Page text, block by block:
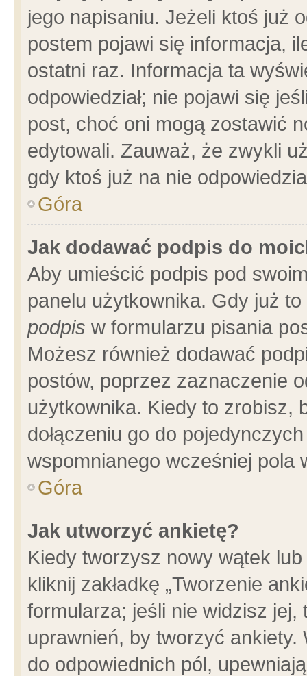
jego napisaniu. Jeżeli ktoś już
postem pojawi się informacja,
ostatni raz. Informacja ta
odpowiedział; nie pojawi się
post, choć oni mogą zostawić
edytowali. Zauważ, że zwykli
gdy ktoś już na nie
Góra
Jak dodawać podpis do
Aby umieścić podpis pod
panelu użytkownika. Gdy już
podpis w formularzu pisania
Możesz również dodawać
postów, poprzez zaznaczenie
użytkownika. Kiedy to zrobisz,
dołączeniu go do
wspomnianego wcześniej pola
Góra
Jak utworzyć ankietę?
Kiedy tworzysz nowy wątek
kliknij zakładkę „Tworzenie
formularza; jeśli nie widzisz
uprawnień, by tworzyć ankiety.
do odpowiednich pól,